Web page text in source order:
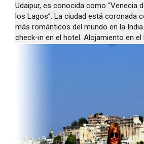
Udaipur, es conocida como “Venecia
los Lagos”. La ciudad está coronada
más románticos del mundo en la
check-in en el hotel. Alojamiento en el